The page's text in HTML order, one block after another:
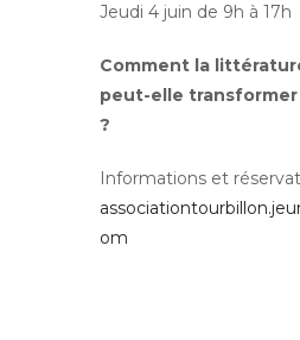
Jeudi 4 juin de 9h à 17h
Comment la
peut-elle
?
Informations et
om